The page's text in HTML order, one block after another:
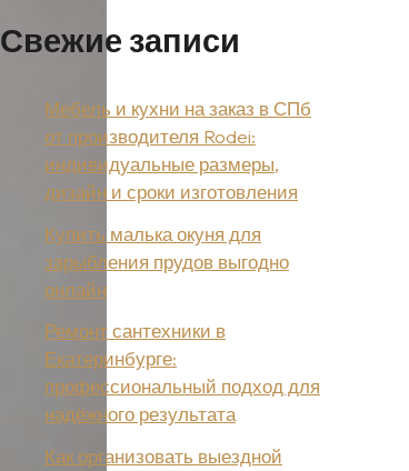
Свежие записи
Мебель и кухни на заказ в СПб
от производителя Rodei:
индивидуальные размеры,
дизайн и сроки изготовления
Купить малька окуня для
зарыбления прудов выгодно
онлайн
Ремонт сантехники в
Екатеринбурге:
профессиональный подход для
надёжного результата
Как организовать выездной